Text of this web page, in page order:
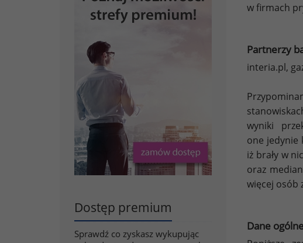
Dostęp premium
Sprawdź co zyskasz wykupując
w firmach
Partnerzy
interia.pl,
wyniki
one jedynie
iż brały w
oraz
więcej osób
Dane